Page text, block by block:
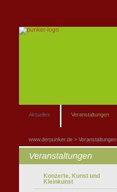
Aktuelles Veranstaltungen
www.derpunker.de Veranstaltungen
Veranstaltungen
Konzerte, Kunst und
Kleinkunst